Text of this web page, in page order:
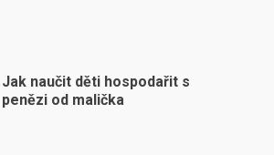
Jak naučit děti hospodařit s
penězi od malička